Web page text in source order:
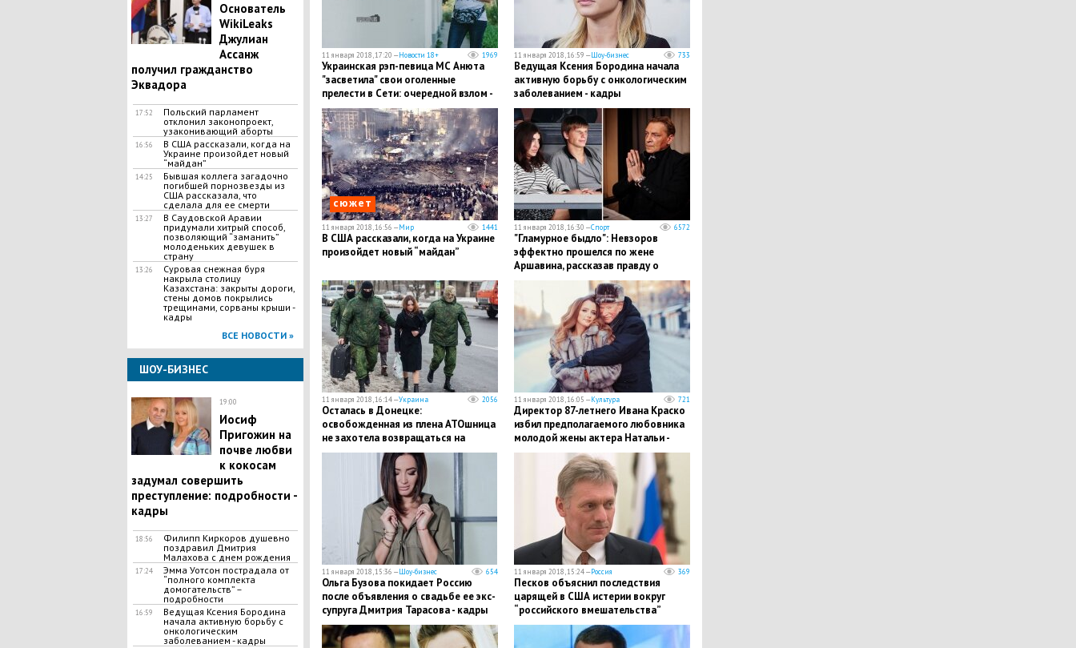
Основатель
WikiLeaks
Джулиан
Ассанж
получил гражданство
Эквадора
17:52
Польский парламент
отклонил законопроект,
узаконивающий аборты
16:56
В США рассказали, когда на
Украине произойдет новый
“майдан”
14:25
Бывшая коллега загадочно
погибшей порнозвезды из
США рассказала, что
сделала для ее смерти
13:27
​В Саудовской Аравии
придумали хитрый способ,
позволяющий “заманить”
молоденьких девушек в
страну
13:26
Суровая снежная буря
накрыла столицу
Казахстана: закрыты дороги,
стены домов покрылись
трещинами, сорваны крыши -
кадры
ВСЕ НОВОСТИ »
ШОУ-БИЗНЕС
19:00
Иосиф
Пригожин на
почве любви
к кокосам
задумал совершить
преступление: подробности -
кадры
18:56
​Филипп Киркоров душевно
поздравил Дмитрия
Малахова с днем рождения
17:24
Эмма Уотсон пострадала от
“полного комплекта
домогательств” –
подробности
16:59
Ведущая Ксения Бородина
начала активную борьбу с
онкологическим
заболеванием - кадры
11 января 2018, 17:20 —Новости 18+ 1969
Украинская рэп-певица МС Анюта
"засветила" свои оголенные
прелести в Сети: очередной взлом -
кадры
11 января 2018, 16:59 —Шоу-бизнес 733
Ведущая Ксения Бородина начала
активную борьбу с онкологическим
заболеванием - кадры
сюжет
11 января 2018, 16:56 —Мир 1441
В США рассказали, когда на Украине
произойдет новый “майдан”
11 января 2018, 16:30 —Спорт 6572
"Гламурное быдло": Невзоров
эффектно прошелся по жене
Аршавина, рассказав правду о
ситуации на борту самолета
11 января 2018, 16:14 —Украина 2056
Осталась в Донецке:
освобожденная из плена АТОшница
не захотела возвращаться на
Украину - подробности
11 января 2018, 16:05 —Культура 721
Директор 87-летнего Ивана Краско
избил предполагаемого любовника
молодой жены актера Натальи -
подробности
11 января 2018, 15:36 —Шоу-бизнес 654
Ольга Бузова покидает Россию
после объявления о свадьбе ее экс-
супруга Дмитрия Тарасова - кадры
11 января 2018, 15:24 —Россия 369
Песков объяснил последствия
царящей в США истерии вокруг
“российского вмешательства”